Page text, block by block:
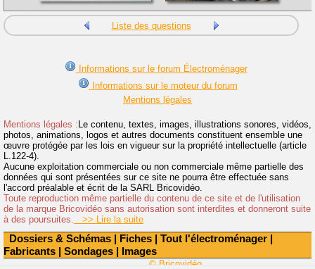
Dossiers & Schémas Fiches Tout l'électroménager
Fabricants
Sondages Images
Liste des questions
Informations sur le forum Électroménager
Informations sur le moteur du forum
Mentions légales
Mentions légales : Le contenu, textes, images, illustrations sonores, vidéos,
photos, animations, logos et autres documents constituent ensemble une
œuvre protégée par les lois en vigueur sur la propriété intellectuelle (article
L.122-4).
Aucune exploitation commerciale ou non commerciale même partielle des
données qui sont présentées sur ce site ne pourra être effectuée sans
l'accord préalable et écrit de la SARL Bricovidéo.
Toute reproduction même partielle du contenu de ce site et de l'utilisation
de la marque Bricovidéo sans autorisation sont interdites et donneront suite
à des poursuites. >> Lire la suite
© Bricovidéo